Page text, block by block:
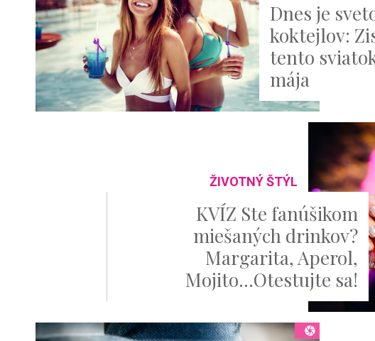
Dnes je
koktejlov:
tento
mája
ŽIVOTNÝ ŠTÝL
KVÍZ Ste fanúšikom
miešaných drinkov?
Margarita, Aperol,
Mojito...Otestujte sa!